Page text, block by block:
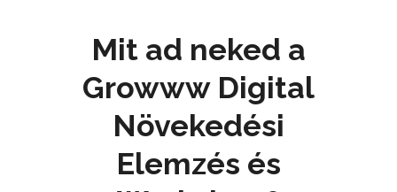
Mit ad neked a
Growww Digital
Növekedési
Elemzés és